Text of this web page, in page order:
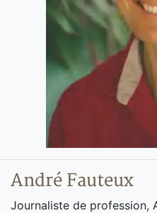
André Fauteux
Journaliste de profession,